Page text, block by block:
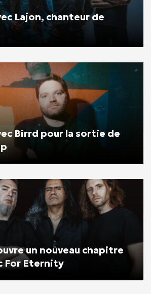
Lajon, chanteur de
Birrd pour la sortie de
un nouveau chapitre
For Eternity